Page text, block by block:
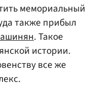
мемориальный
также прибыл
. Такое
истории.
все же